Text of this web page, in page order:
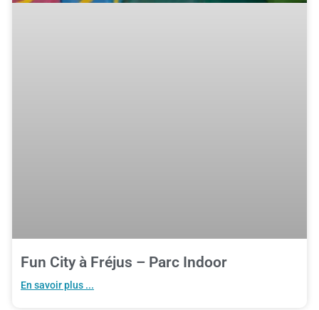
Fun City à Fréjus – Parc Indoor
En savoir plus ...